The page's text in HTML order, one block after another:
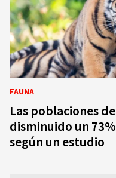
FAUNA
Las poblaciones
disminuido un
según un estudio